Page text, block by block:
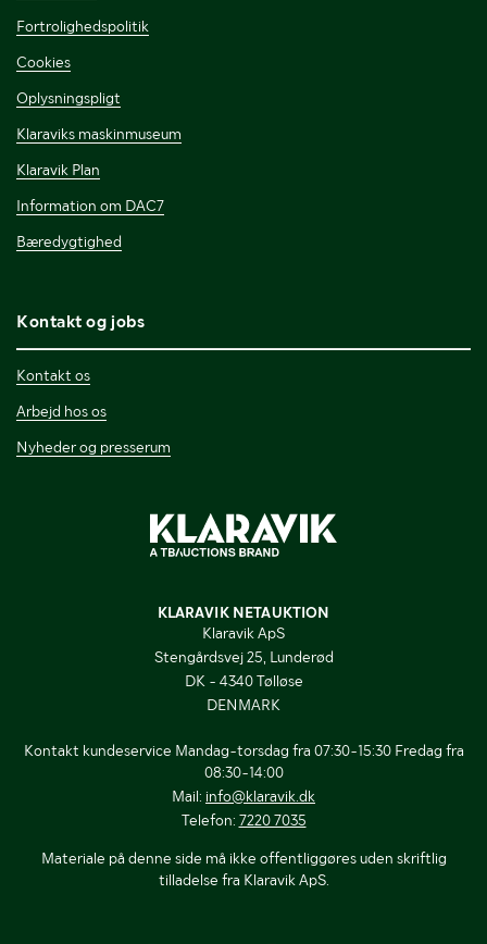
Fortrolighedspolitik
Cookies
Oplysningspligt
Klaraviks maskinmuseum
Klaravik Plan
Information om DAC7
Bæredygtighed
Kontakt og jobs
Kontakt os
Arbejd hos os
Nyheder og presserum
KLARAVIK NETAUKTION
Klaravik ApS
Stengårdsvej 25, Lunderød
DK - 4340 Tølløse
DENMARK
Kontakt kundeservice Mandag-torsdag fra 07:30-15:30 Fredag fra
08:30-14:00
Mail: info@klaravik.dk
Telefon: 7220 7035
Materiale på denne side må ikke offentliggøres uden skriftlig
tilladelse fra Klaravik ApS.